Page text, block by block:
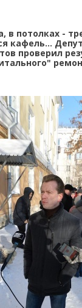
в потолках -
кафель...
проверил